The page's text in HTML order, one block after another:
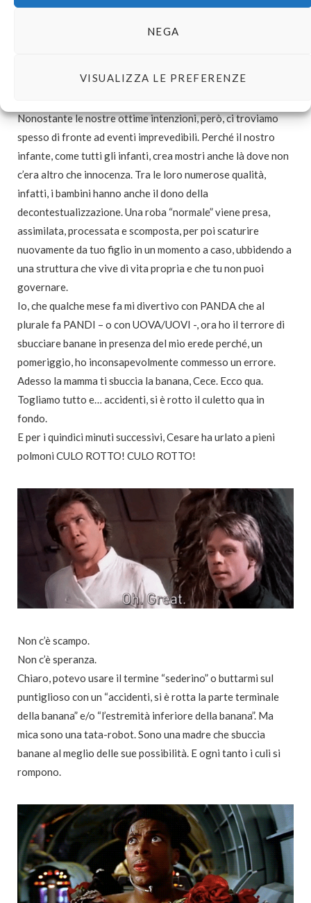
NEGA
VISUALIZZA LE PREFERENZE
esclamazioni desuete per prendersela con qualcuno. O che
un lessico sublime, per quanto prestato a una situazione che
Nonostante le nostre ottime intenzioni, però, ci troviamo
spesso di fronte ad eventi imprevedibili. Perché il nostro
infante, come tutti gli infanti, crea mostri anche là dove non
c’era altro che innocenza. Tra le loro numerose qualità,
infatti, i bambini hanno anche il dono della
decontestualizzazione. Una roba “normale” viene presa,
assimilata, processata e scomposta, per poi scaturire
nuovamente da tuo figlio in un momento a caso, ubbidendo a
una struttura che vive di vita propria e che tu non puoi
governare.
Io, che qualche mese fa mi divertivo con PANDA che al
plurale fa PANDI – o con UOVA/UOVI -, ora ho il terrore di
sbucciare banane in presenza del mio erede perché, un
pomeriggio, ho inconsapevolmente commesso un errore.
Adesso la mamma ti sbuccia la banana, Cece. Ecco qua.
Togliamo tutto e… accidenti, si è rotto il culetto qua in
fondo.
E per i quindici minuti successivi, Cesare ha urlato a pieni
polmoni CULO ROTTO! CULO ROTTO!
Non c’è scampo.
Non c’è speranza.
Chiaro, potevo usare il termine “sederino” o buttarmi sul
puntiglioso con un “accidenti, si è rotta la parte terminale
della banana” e/o “l’estremità inferiore della banana”. Ma
mica sono una tata-robot. Sono una madre che sbuccia
banane al meglio delle sue possibilità. E ogni tanto i culi si
rompono.